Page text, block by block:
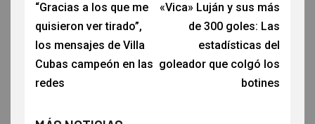
“Gracias a los que me
quisieron ver tirado”,
los mensajes de Villa
Cubas campeón en las
redes
«Vica» Luján y sus más
de 300 goles: Las
estadísticas del
goleador que colgó los
botines